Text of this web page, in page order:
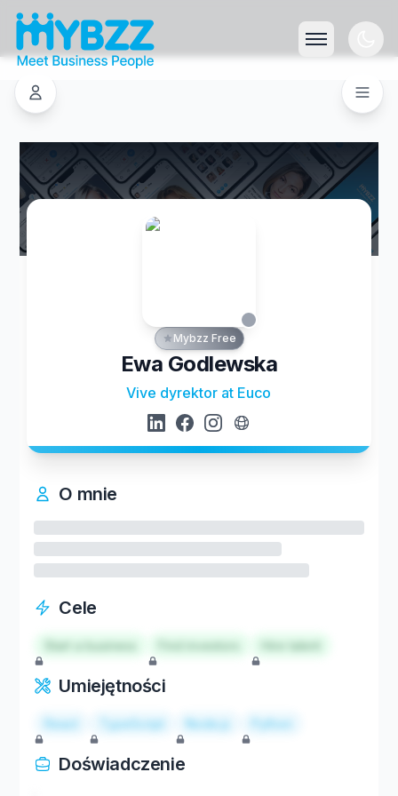
Mybzz Free
Ewa Godlewska
Vive dyrektor at Euco
O mnie
Cele
Start a business Hire talent
Umiejętności
React TypeScript Node.js Python
Doświadczenie